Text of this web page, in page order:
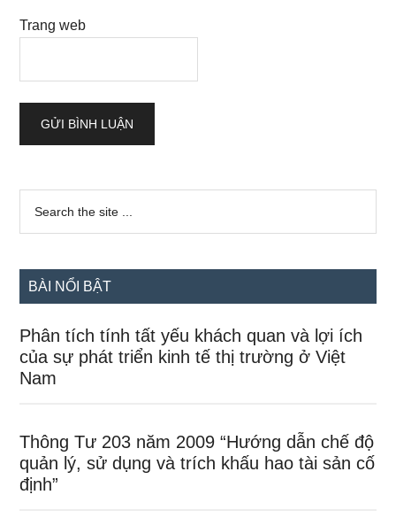
Trang web
Sidebar
chính
...
BÀI NỔI BẬT
Phân tích tính tất yếu khách quan và lợi ích
của sự phát triển kinh tế thị trường ở Việt
Nam
Thông Tư 203 năm 2009 “Hướng dẫn chế độ
quản lý, sử dụng và trích khấu hao tài sản cố
định”